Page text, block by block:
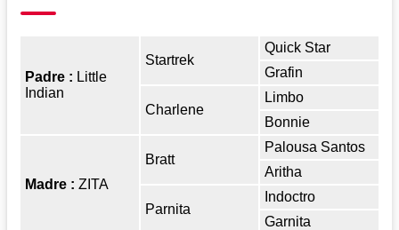
Padre : Little
Indian
Startrek
Quick Star
Grafin
Charlene
Limbo
Bonnie
Madre : ZITA
Bratt
Palousa Santos
Aritha
Parnita
Indoctro
Garnita